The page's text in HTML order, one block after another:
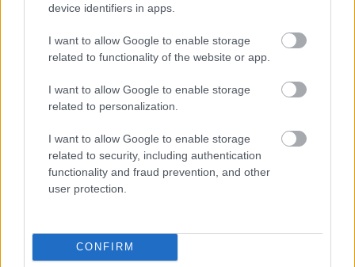
device identifiers in apps.
I want to allow Google to enable storage
related to functionality of the website or app.
I want to allow Google to enable storage
related to personalization.
I want to allow Google to enable storage
related to security, including authentication
functionality and fraud prevention, and other
user protection.
CONFIRM
Az ELMS szezonja a jelenlegi – meg nem